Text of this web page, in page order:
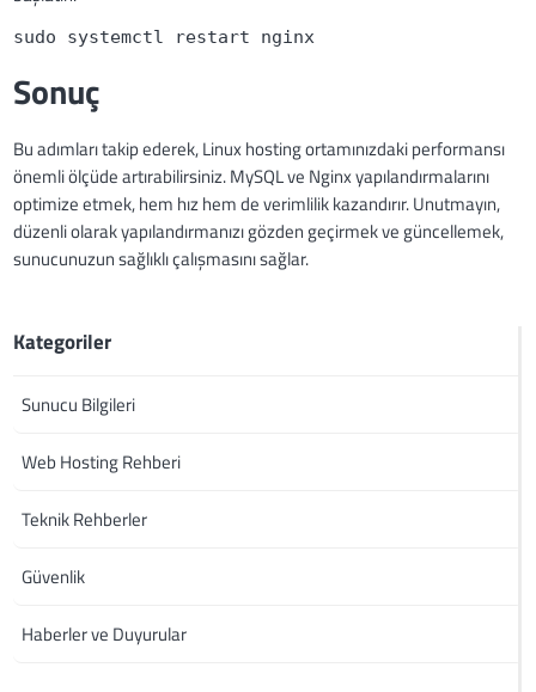
sudo systemctl restart nginx
Sonuç
Bu adımları takip ederek, Linux hosting ortamınızdaki performansı
önemli ölçüde artırabilirsiniz. MySQL ve Nginx yapılandırmalarını
optimize etmek, hem hız hem de verimlilik kazandırır. Unutmayın,
düzenli olarak yapılandırmanızı gözden geçirmek ve güncellemek,
sunucunuzun sağlıklı çalışmasını sağlar.
Kategoriler
Sunucu Bilgileri
Web Hosting Rehberi
Teknik Rehberler
Güvenlik
Haberler ve Duyurular